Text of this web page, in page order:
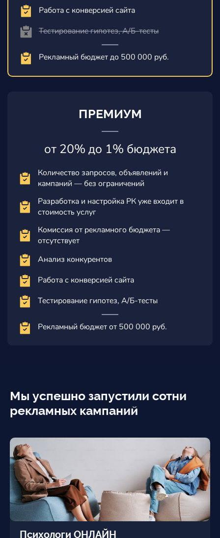
Работа с конверсией сайта
Тестирование гипотез, А/Б-тесты
Рекламный бюджет до 500 000 руб.
ПРЕМИУМ
от 20% до 1% бюджета
Количество запросов, объявлений и
кампаний — без ограничений
Разработка и настройка РК уже входит в
стоимость услуг
Комиссия от рекламного бюджета —
отсутствует
Анализ конкурентов
Работа с конверсией сайта
Тестирование гипотез, А/Б-тесты
Рекламный бюджет от 500 000 руб.
Мы успешно запустили сотни
рекламных кампаний
Психологи ОНЛАЙН